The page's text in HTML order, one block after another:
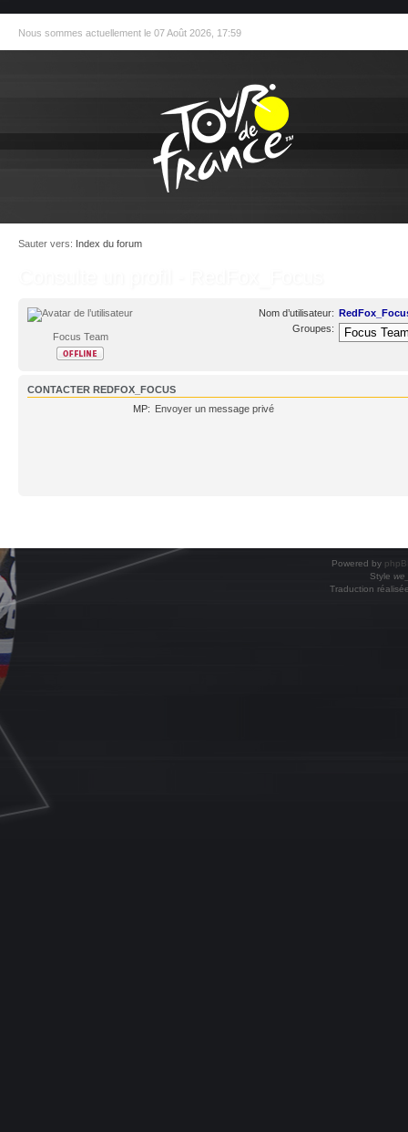
Nous sommes actuellement le 07 Août 2026, 17:59
Sauter vers: Index du forum
Focus Team
Nom d’utilisateur:
Groupes:
CONTACTER REDFOX_FOCUS
MP: Envoyer un message privé
Powered by
Style
Traduction